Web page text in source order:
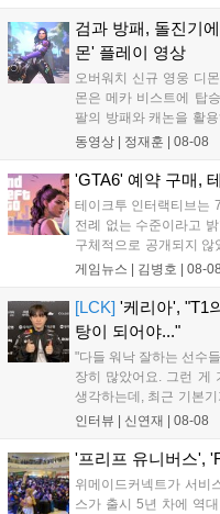
하는 몰입감 있는 서사
새로운 가능성을 제시했
검과 방패, 돌진기
몬' 플레이 영상
오버워치 신규 영웅 디
몬은 메카 비스트에 탑
팔의 방패와 캐논을 활
참격 형태의 궁극기를
산의 영웅들 업데이트를
동영상 | 정재훈 08-08
'GTA6' 예약 구매,
테이크투 인터랙티브는
전례 없는 수준이라고
구체적으로 공개되지
11월 19일 PS5와 Xbox
상 'Grand Theft Auto
이다....
게임뉴스 | 김병호 08-08
[LCK] '케리아', "T1
탕이 되어야..."
"다들 워낙 잘하는 선수
장히 많았어요. 그런 게
생각하는데, 최근 기본
를 추구하다 보니까 팀
LoL 챔피언스 코리아
인터뷰 | 신연재 08-08
'프리프 유니버스',
위메이드커넥트가 서비
스가 출시 5년 차에 역